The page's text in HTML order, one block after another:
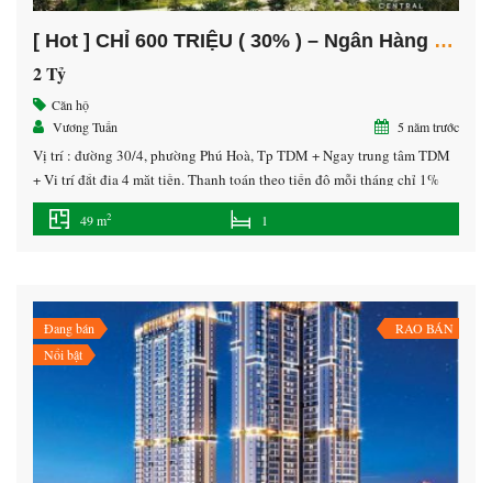
[ Hot ] CHỈ 600 TRIỆU ( 30% ) – Ngân Hàng Hỗ Trợ 70% – Lãi Xuất 0% Tới 3 năm
2 Tỷ
Căn hộ
Vương Tuấn
5 năm trước
Vị trí : đường 30/4, phường Phú Hoà, Tp TDM + Ngay trung tâm TDM
+ Vị trí đắt địa 4 mặt tiền. Thanh toán theo tiến độ mỗi tháng chỉ 1%
cho đến khi nhận nhà. Hotline 0707.28.38.38 Phòng KD Các loại căn
hộ : Diện tích từ : 1PN (49m2) – 2Pn (68m2) […]
49 m2 1
Đang bán
Nổi bật
RAO BÁN